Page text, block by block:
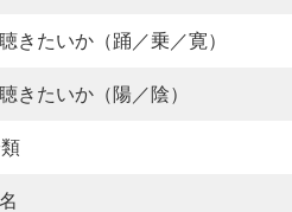
きたいか（踊／乗／寛）
きたいか（陽／陰）